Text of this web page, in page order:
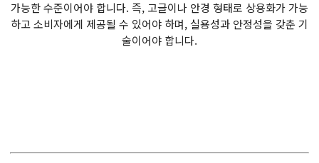
가능한 수준이어야 합니다. 즉, 고글이나 안경 형태로 상용화가 가능
하고 소비자에게 제공될 수 있어야 하며, 실용성과 안정성을 갖춘 기
술이어야 합니다.